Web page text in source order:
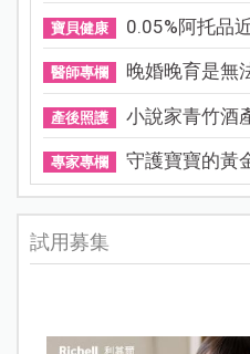
寶貝健康 0.05%阿托品
醫師專欄 晚婚晚育是無
產後照護 小說家青竹酒
專家專欄 守護寶寶的黃
試用募集